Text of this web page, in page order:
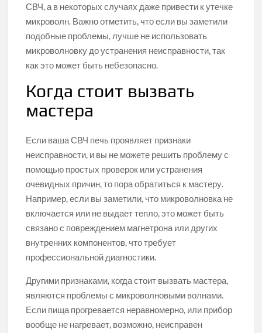
СВЧ, а в некоторых случаях даже привести к утечке
микроволн. Важно отметить, что если вы заметили
подобные проблемы, лучше не использовать
микроволновку до устранения неисправности, так
как это может быть небезопасно.
Когда стоит вызвать
мастера
Если ваша СВЧ печь проявляет признаки
неисправности, и вы не можете решить проблему с
помощью простых проверок или устранения
очевидных причин, то пора обратиться к мастеру.
Например, если вы заметили, что микроволновка не
включается или не выдает тепло, это может быть
связано с повреждением магнетрона или других
внутренних компонентов, что требует
профессиональной диагностики.
Другими признаками, когда стоит вызвать мастера,
являются проблемы с микроволновыми волнами.
Если пища прогревается неравномерно, или прибор
вообще не нагревает, возможно, неисправен